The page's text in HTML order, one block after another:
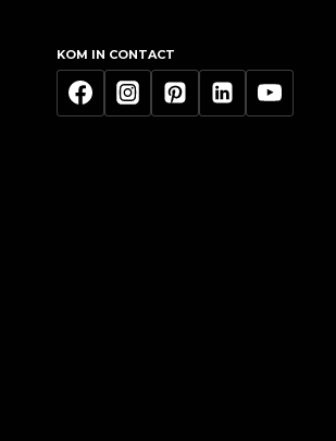
KOM IN CONTACT